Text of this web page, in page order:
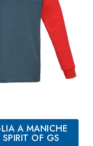
Blu
Rosso
A MANICHE
OF GS